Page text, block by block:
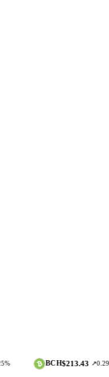
$213.43 ↗0.29%